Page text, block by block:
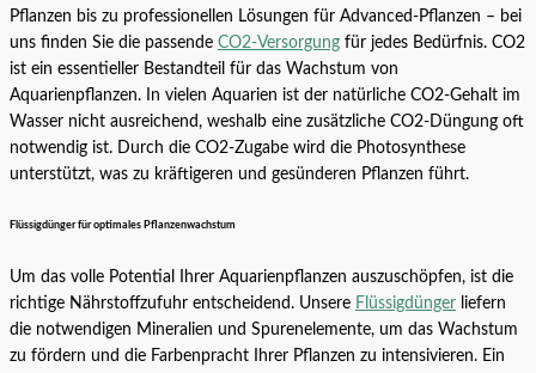
Pflanzen bis zu professionellen Lösungen für Advanced-Pflanzen – bei
uns finden Sie die passende CO2-Versorgung für jedes Bedürfnis. CO2
ist ein essentieller Bestandteil für das Wachstum von
Aquarienpflanzen. In vielen Aquarien ist der natürliche CO2-Gehalt im
Wasser nicht ausreichend, weshalb eine zusätzliche CO2-Düngung oft
notwendig ist. Durch die CO2-Zugabe wird die Photosynthese
unterstützt, was zu kräftigeren und gesünderen Pflanzen führt.
Flüssigdünger für optimales Pflanzenwachstum
Um das volle Potential Ihrer Aquarienpflanzen auszuschöpfen, ist die
richtige Nährstoffzufuhr entscheidend. Unsere Flüssigdünger liefern
die notwendigen Mineralien und Spurenelemente, um das Wachstum
zu fördern und die Farbenpracht Ihrer Pflanzen zu intensivieren. Ein